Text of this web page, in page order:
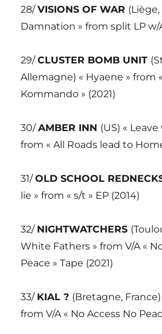
28/VISIONS OF WAR
Damnation » from split LP w/
29/CLUSTER BOMB UNIT
Allemagne) « Hyaene » from
Kommando » (2021)
30/AMBER INN (US) «
from « All Roads lead to
31/OLD SCHOOL
lie » from « s/t » EP (2014)
32/ NIGHTWATCHERS
White Fathers » from V/A «
Peace » Tape (2021)
33/ KIAL ? (Bretagne, France)
from V/A « No Access No